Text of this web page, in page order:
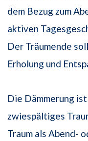
dem Bezug zum
aktiven
Der Träumende
Erholung und
Die Dämmerung
zwiespältiges
Traum als Abend-